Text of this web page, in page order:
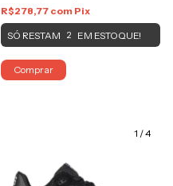
R$278,77 com Pix
SÓ RESTAM 2 EM ESTOQUE!
Comprar
1 /4